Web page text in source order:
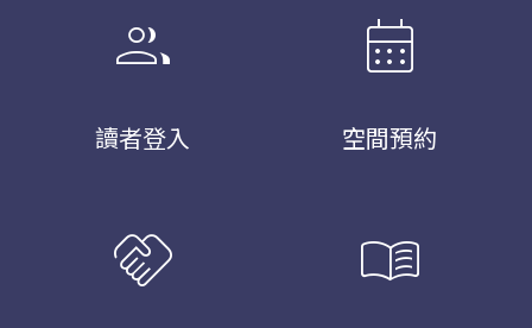
group
讀者登入
calendar_month
空間預約
handshake menu_book